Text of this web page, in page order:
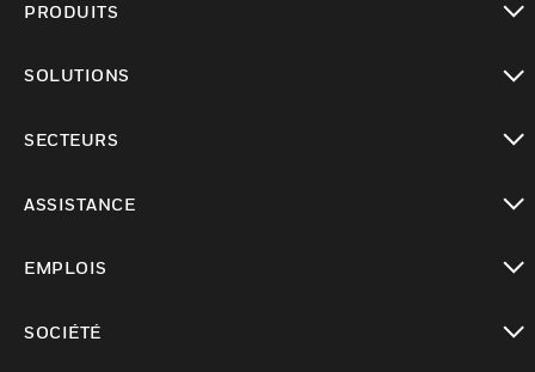
PRODUITS
SOLUTIONS
SECTEURS
ASSISTANCE
EMPLOIS
SOCIÉTÉ